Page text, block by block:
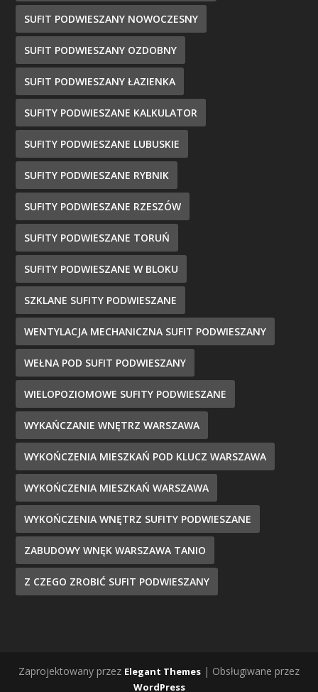
SUFIT PODWIESZANY NOWOCZESNY
SUFIT PODWIESZANY OZDOBNY
SUFIT PODWIESZANY ŁAZIENKA
SUFITY PODWIESZANE KALKULATOR
SUFITY PODWIESZANE LUBUSKIE
SUFITY PODWIESZANE RYBNIK
SUFITY PODWIESZANE RZESZÓW
SUFITY PODWIESZANE TORUŃ
SUFITY PODWIESZANE W BLOKU
SZKLANE SUFITY PODWIESZANE
WENTYLACJA MECHANICZNA SUFIT PODWIESZANY
WEŁNA POD SUFIT PODWIESZANY
WIELOPOZIOMOWE SUFITY PODWIESZANE
WYKAŃCZANIE WNĘTRZ WARSZAWA
WYKOŃCZENIA MIESZKAŃ POD KLUCZ WARSZAWA
WYKOŃCZENIA MIESZKAŃ WARSZAWA
WYKOŃCZENIA WNĘTRZ SUFITY PODWIESZANE
ZABUDOWY WNĘK WARSZAWA TANIO
Z CZEGO ZROBIĆ SUFIT PODWIESZANY
Zaprojektowany przez Elegant Themes | Obsługiwane przez
WordPress